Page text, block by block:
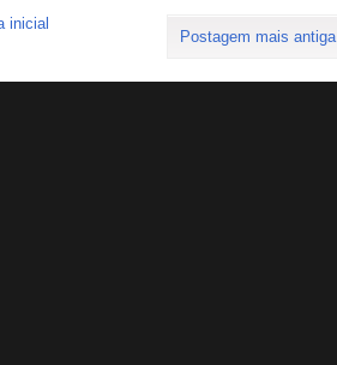
Postagem mais antiga
inicial